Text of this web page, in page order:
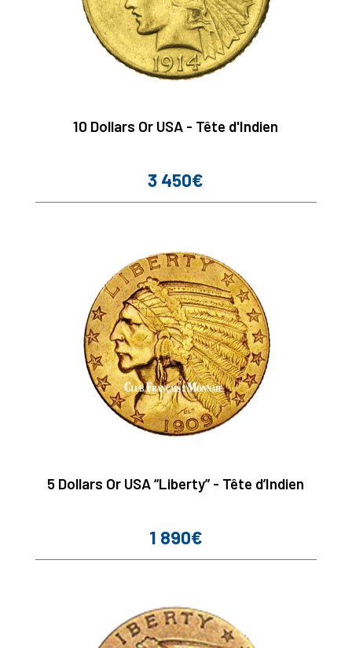
10 Dollars Or USA - Tête d'Indien
Prix
3 450€
5 Dollars Or USA “Liberty” - Tête d’Indien
Prix
1 890€